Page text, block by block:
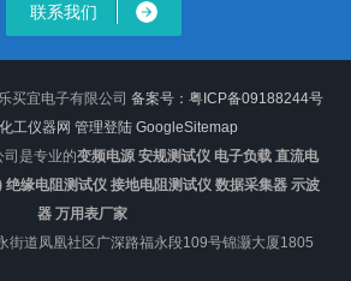
联系我们
买宜电子有限公司 备案号：粤ICP备09188244号
化工仪器网 管理登陆 GoogleSitemap
司是专业的变频电源 安规测试仪 电子负载 直流电
缘电阻测试仪 接地电阻测试仪 数据采集器 示波
器 万用表厂家
街道凤凰社区广深路福永段109号锦灏大厦1805